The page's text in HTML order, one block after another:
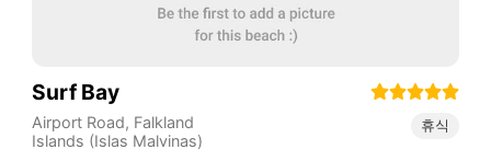
Surf Bay
Airport Road, Falkland
Islands (Islas Malvinas)
휴식